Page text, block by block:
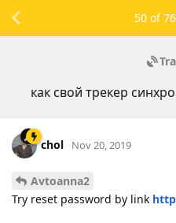
как свой трекер
50 of76
chol Nov 20, 2019
Avtoanna2
Try reset password by link